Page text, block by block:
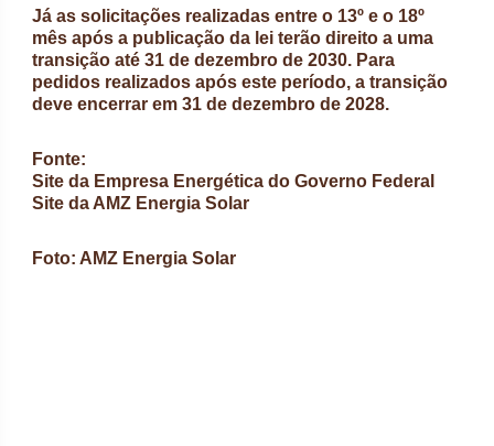
Já as solicitações realizadas entre o 13º e o 18º
mês após a publicação da lei terão direito a uma
transição até 31 de dezembro de 2030. Para
pedidos realizados após este período, a transição
deve encerrar em 31 de dezembro de 2028.
Fonte:
Site da Empresa Energética do Governo Federal
Site da AMZ Energia Solar
Foto: AMZ Energia Solar